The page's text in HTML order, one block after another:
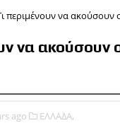
περιμένουν να ακούσουν
να ακούσουν
ago ΕΛΛΑΔΑ,